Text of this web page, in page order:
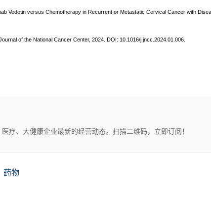
Vedotin versus Chemotherapy in Recurrent or Metastatic Cervical Cancer with
of the National Cancer Center, 2024. DOI: 10.1016/j.jncc.2024.01.006.
疗、大健康企业最新的经营动态。扫描二维码，立即订阅！
药物